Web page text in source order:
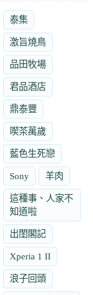
泰集
激旨燒鳥
品田牧場
君品酒店
鼎泰豐
喫茶萬歲
藍色生死戀
Sony 羊肉
這種事、人家不
知道啦
出閨閣記
Xperia 1 II
浪子回頭